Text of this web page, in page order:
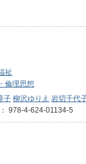
祉
倫理思想
子 柳沢ゆりえ 岩切千代
978-4-624-01134-5